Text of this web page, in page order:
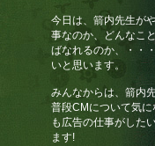
今日は、箭内先生が
事なのか、どんなこ
ばなれるのか、・・
いと思います。
みんなからは、箭内
普段CMについて気
も広告の仕事がした
ます!